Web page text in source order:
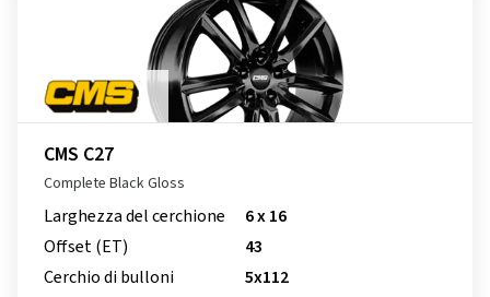
CMS C27
Complete Black Gloss
Larghezza del cerchione
6 x 16
Offset (ET)
43
Cerchio di bulloni
5x112